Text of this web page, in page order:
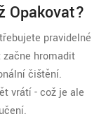
Opakovat?
pravidelné
začne hromadit
čištění.
vrátí - což je ale